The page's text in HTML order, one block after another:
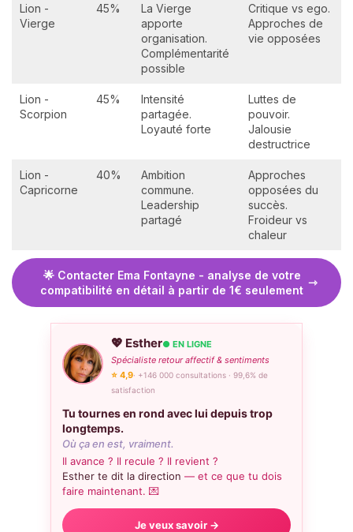
Lion -
Vierge
45%
La Vierge
apporte
organisation.
Complémentarité
possible
Critique vs ego.
Approches de
vie opposées
Lion -
Scorpion
45%
Intensité
partagée.
Loyauté forte
Luttes de
pouvoir.
Jalousie
destructrice
Lion -
Capricorne
40%
Ambition
commune.
Leadership
partagé
Approches
opposées du
succès.
Froideur vs
chaleur
🌟 Contacter Ema Fontayne - analyse de votre
compatibilité en détail à partir de 1€ seulement
💖 Esther● EN LIGNE
Spécialiste retour affectif & sentiments
⭐ 4,9· +146 000 consultations · 99,6% de
satisfaction
Tu tournes en rond avec lui depuis trop
longtemps.
Où ça en est, vraiment.
Il avance ? Il recule ? Il revient ?
Esther te dit la direction — et ce que tu dois
faire maintenant. 💌
Je veux savoir →